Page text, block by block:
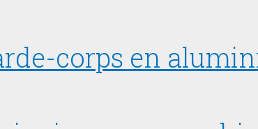
corps en